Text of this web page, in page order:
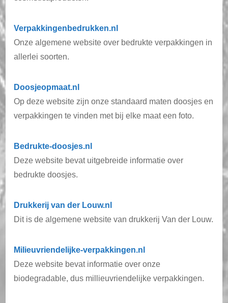
Verpakkingenbedrukken.nl
Onze algemene website over bedrukte verpakkingen in
allerlei soorten.
Doosjeopmaat.nl
Op deze website zijn onze standaard maten doosjes en
verpakkingen te vinden met bij elke maat een foto.
Bedrukte-doosjes.nl
Deze website bevat uitgebreide informatie over
bedrukte doosjes.
Drukkerij van der Louw.nl
Dit is de algemene website van drukkerij Van der Louw.
Milieuvriendelijke-verpakkingen.nl
Deze website bevat informatie over onze
biodegradable, dus millieuvriendelijke verpakkingen.